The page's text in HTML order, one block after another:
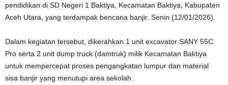
pendidikan di SD Negeri 1 Baktiya, Kecamatan Baktiya, Kabupaten
Aceh Utara, yang terdampak bencana banjir. Senin (12/01/2026).
Dalam kegiatan tersebut, dikerahkan 1 unit excavator SANY 55C
Pro serta 2 unit dump truck (damtruk) milik Kecamatan Baktiya
untuk mempercepat proses pengangkatan lumpur dan material
sisa banjir yang menutupi area sekolah.